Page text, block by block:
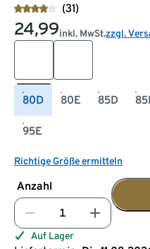
(31)
24,99inkl. MwSt.zzgl.
80D 80E 85D
95E
Richtige Größe ermitteln
Anzahl
Auf Lager